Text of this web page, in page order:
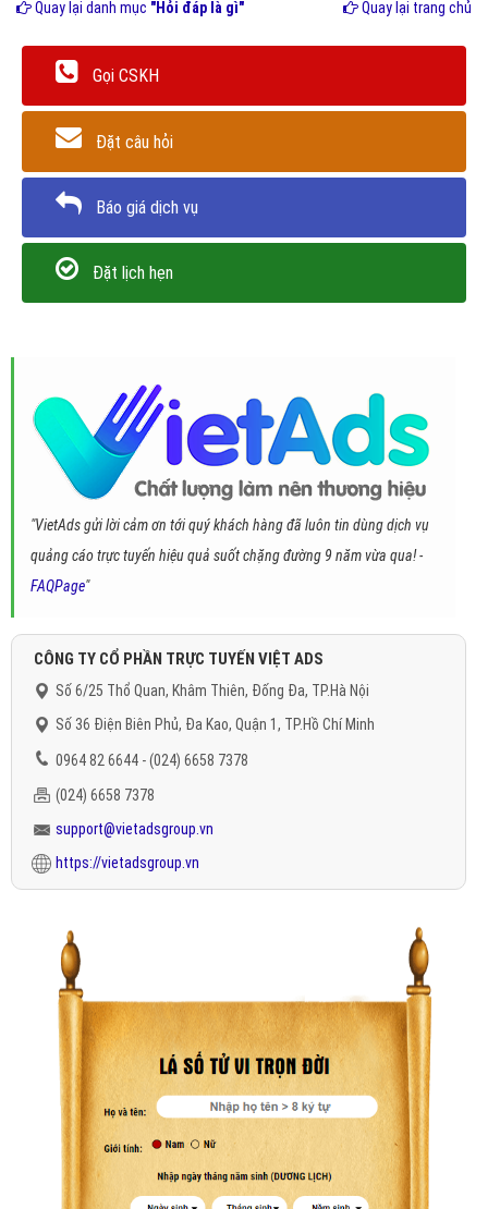
Quay lại danh mục "Hỏi đáp là gì" Quay lại trang chủ
Gọi CSKH
Đặt câu hỏi
Báo giá dịch vụ
Đặt lịch hẹn
"VietAds gửi lời cảm ơn tới quý khách hàng đã luôn tin dùng dịch vụ
quảng cáo trực tuyến hiệu quả suốt chặng đường 9 năm vừa qua! -
FAQPage"
CÔNG TY CỔ PHẦN TRỰC TUYẾN VIỆT ADS
Số 6/25 Thổ Quan, Khâm Thiên, Đống Đa, TP.Hà Nội
Số 36 Điện Biên Phủ, Đa Kao, Quận 1, TP.Hồ Chí Minh
0964 82 6644 - (024) 6658 7378
(024) 6658 7378
support@vietadsgroup.vn
https://vietadsgroup.vn